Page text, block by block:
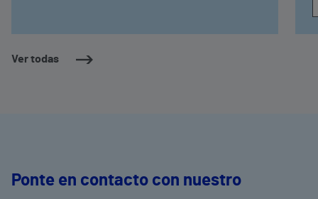
Ver todas
Ponte en contacto con nuestro